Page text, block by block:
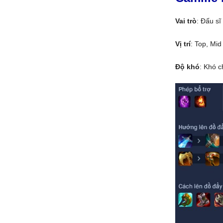
Vai trò: Đấu sĩ
Vị trí: Top, Mid
Độ khó: Khó